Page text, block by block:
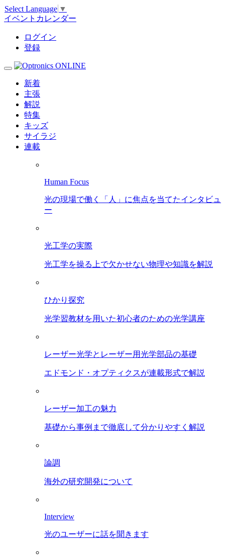
Select Language ▼
イベントカレンダー
ログイン
登録
新着
主張
解説
特集
キッズ
サイラジ
連載
Human Focus
光の現場で働く「人」に焦点を当てたインタビュ
ー
光工学の実際
光工学を操る上で欠かせない物理や知識を解説
ひかり探究
光学習教材を用いた初心者のための光学講座
レーザー光学とレーザー用光学部品の基礎
エドモンド・オプティクスが連載形式で解説
レーザー加工の魅力
基礎から事例まで徹底して分かりやすく解説
論調
海外の研究開発について
Interview
光のユーザーに話を聞きます